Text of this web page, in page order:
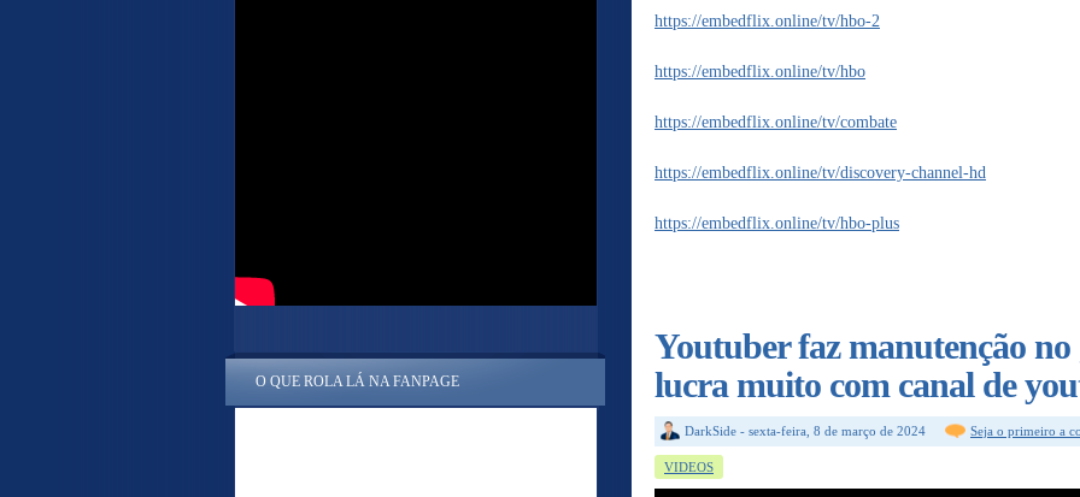
https://embedflix.online/tv/hbo-2
https://embedflix.online/tv/hbo
https://embedflix.online/tv/combate
https://embedflix.online/tv/discovery-channel-hd
https://embedflix.online/tv/hbo-plus
Youtuber faz manutenção
lucra muito com canal de
DarkSide - sexta-feira, 8 de março de 2024 Seja o primeiro a
VIDEOS
O QUE ROLA LÁ NA FANPAGE